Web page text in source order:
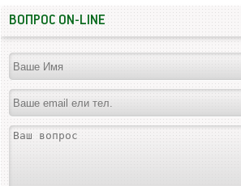
ВОПРОС ON-LINE